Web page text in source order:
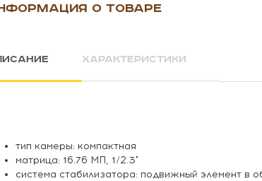
О ТОВАРЕ
ХАРАКТЕРИСТИКИ
тип камеры: компактная
матрица: 16.76 МП, 1/2.3"
система стабилизатора: подвижный элемент в